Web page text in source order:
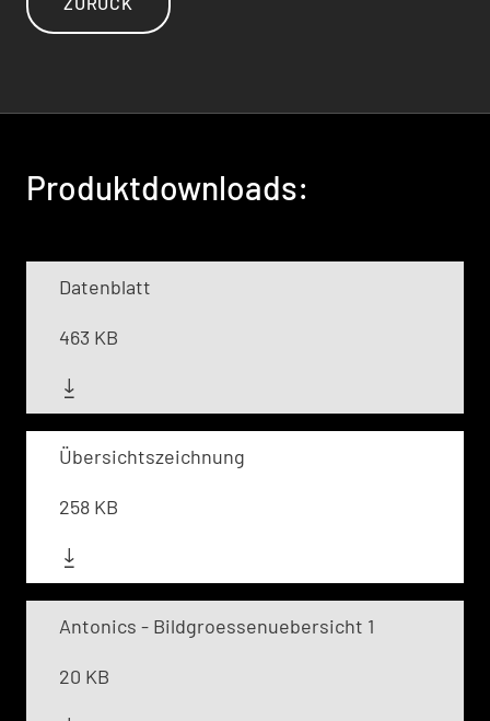
Produktdownloads:
Datenblatt
463 KB
Übersichtszeichnung
258 KB
Antonics - Bildgroessenuebersicht 1
20 KB